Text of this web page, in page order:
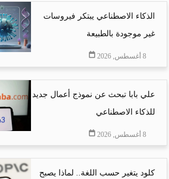
الذكاء الاصطناعي يبتكر فيروسات
غير موجودة بالطبيعة
8 أغسطس, 2026
علي بابا تبحث عن نموذج أعمال جديد
للذكاء الاصطناعي
8 أغسطس, 2026
كلود يتغير حسب اللغة.. لماذا يصبح